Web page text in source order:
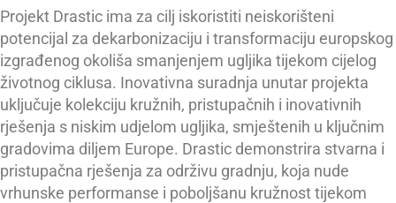
Projekt Drastic ima za cilj iskoristiti neiskorišteni
potencijal za dekarbonizaciju i transformaciju europskog
izgrađenog okoliša smanjenjem ugljika tijekom cijelog
životnog ciklusa. Inovativna suradnja unutar projekta
uključuje kolekciju kružnih, pristupačnih i inovativnih
rješenja s niskim udjelom ugljika, smještenih u ključnim
gradovima diljem Europe. Drastic demonstrira stvarna i
pristupačna rješenja za održivu gradnju, koja nude
vrhunske performanse i poboljšanu kružnost tijekom